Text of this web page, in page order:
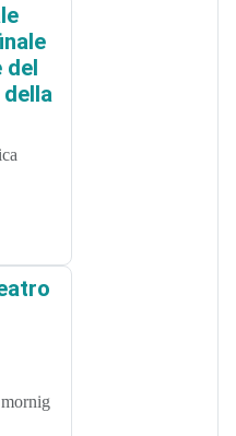
del